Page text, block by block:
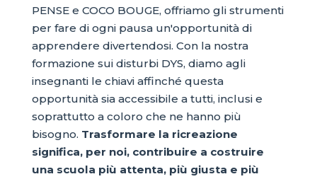
PENSE e COCO BOUGE, offriamo gli strumenti
per fare di ogni pausa un'opportunità di
apprendere divertendosi. Con la nostra
formazione sui disturbi DYS, diamo agli
insegnanti le chiavi affinché questa
opportunità sia accessibile a tutti, inclusi e
soprattutto a coloro che ne hanno più
bisogno. Trasformare la ricreazione
significa, per noi, contribuire a costruire
una scuola più attenta, più giusta e più